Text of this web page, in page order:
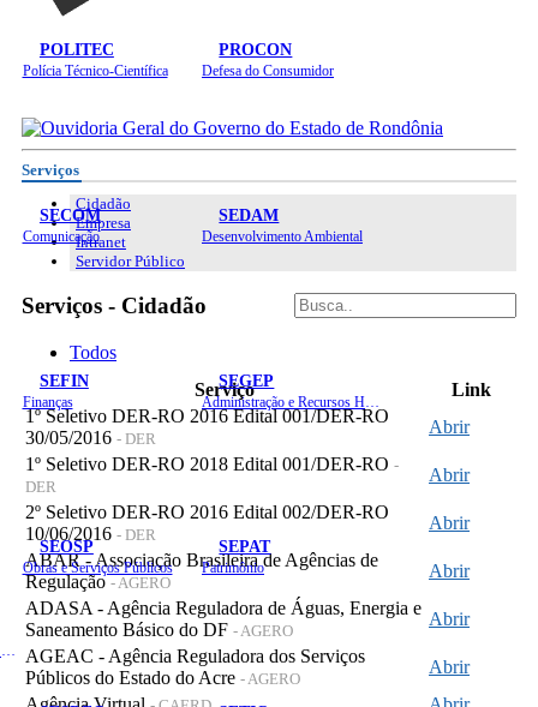
POLITEC
Polícia Técnico-Científica
PROCON
Defesa do Consumidor
SECOM
Comunicação
SEDAM
Desenvolvimento Ambiental
SEFIN
Finanças
SEGEP
SEOSP
Obras e Serviços Públicos
SEPAT
Patrimônio
Serviços
Cidadão
Empresa
Intranet
Servidor Público
Serviços - Cidadão
Todos
Serviço
Link
1º Seletivo DER-RO 2016 Edital 001/DER-RO
30/05/2016 - DER
Abrir
1º Seletivo DER-RO 2018 Edital 001/DER-RO -
DER
Abrir
2º Seletivo DER-RO 2016 Edital 002/DER-RO
10/06/2016 - DER
Abrir
ABAR - Associação Brasileira de Agências de
Regulação- AGERO
Abrir
ADASA - Agência Reguladora de Águas, Energia e
Saneamento Básico do DF - AGERO
Abrir
AGEAC - Agência Reguladora dos Serviços
Públicos do Estado do Acre - AGERO
Abrir